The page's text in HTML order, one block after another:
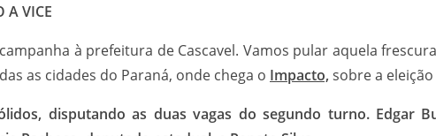
A VICE
à prefeitura de Cascavel. Vamos pular aquela
as cidades do Paraná, onde chega o Impacto, sobre a eleição
disputando as duas vagas do segundo turno. Edgar